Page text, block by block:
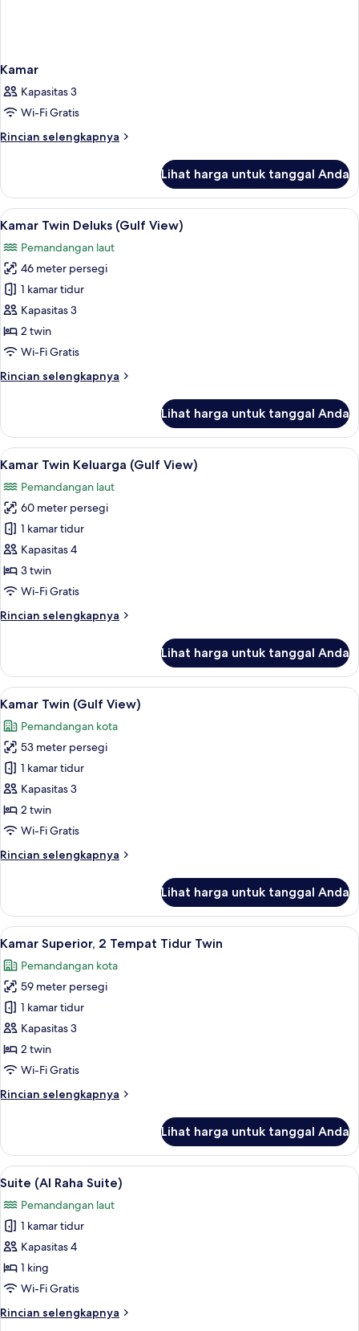
Kamar
Kapasitas 3
Wi-Fi Gratis
Rincian selengkapnya
Rincian
Kamar
Lihat harga untuk tanggal Anda
Lihat
semua
foto
untuk
Kamar
Twin
Deluks
(Gulf
Seprai katun Mesir, seprai premium,
6
Kamar Twin Deluks (Gulf View)
Pemandangan laut
46 meter persegi
1 kamar tidur
Kapasitas 3
2 twin
Wi-Fi Gratis
Rincian selengkapnya
Rincian
Kamar
Twin
Deluks
View)
Lihat harga untuk tanggal Anda
Lihat
semua
foto
untuk
Kamar
Twin
Keluarga
(Gulf
Kamar Twin Keluarga (Gulf View) |
3
Kamar Twin Keluarga (Gulf View)
Pemandangan laut
60 meter persegi
1 kamar tidur
Kapasitas 4
3 twin
Wi-Fi Gratis
Rincian selengkapnya
Rincian
Kamar
Twin
Keluarga
View)
Lihat harga untuk tanggal Anda
Lihat
semua
foto
untuk
Kamar
Twin
(Gulf
View)
Seprai katun Mesir, seprai premium,
4
Kamar Twin (Gulf View)
Pemandangan kota
53 meter persegi
1 kamar tidur
Kapasitas 3
2 twin
Wi-Fi Gratis
Rincian selengkapnya
Rincian
Kamar
Twin
(Gulf
Lihat harga untuk tanggal Anda
Lihat
semua
foto
untuk
Kamar
Superior,
2
Tempat
Twin
Seprai katun Mesir, seprai premium,
2
Kamar Superior, 2 Tempat Tidur Twin
Pemandangan kota
59 meter persegi
1 kamar tidur
Kapasitas 3
2 twin
Wi-Fi Gratis
Rincian selengkapnya
Rincian
Kamar
Superior,
2
Tempat
Tidur
Twin
Lihat harga untuk tanggal Anda
Lihat
semua
foto
untuk
Suite
(Al
Raha
Suite (Al Raha Suite) | Seprai katun
6
Suite (Al Raha Suite)
Pemandangan laut
1 kamar tidur
Kapasitas 4
1 king
Wi-Fi Gratis
Rincian selengkapnya
Rincian